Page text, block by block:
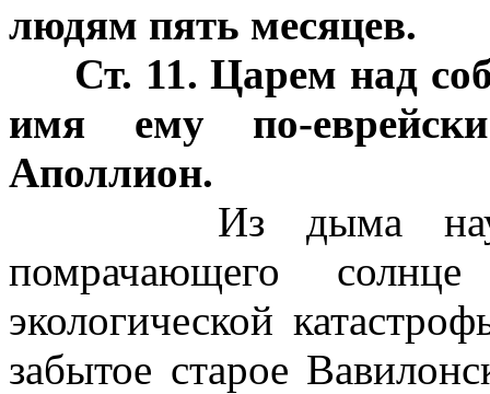
людям пять месяцев.
Ст. 11. Царем над
имя ему по-
Аполлион.
Из дыма научно-
помрачающего
экологической
забытое старое